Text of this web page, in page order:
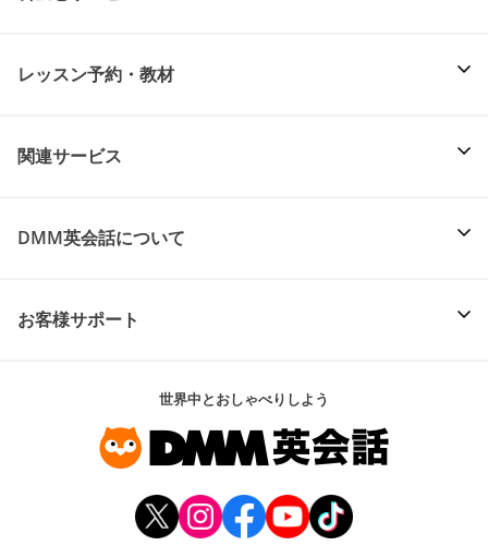
レッスン予約・教材
関連サービス
DMM英会話について
お客様サポート
世界中とおしゃべりしよう